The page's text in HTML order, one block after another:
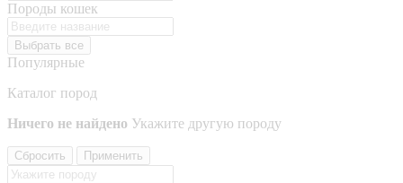
Породы кошек
Выбрать все
Популярные
Каталог пород
Ничего не найдено Укажите другую породу
Сбросить Применить